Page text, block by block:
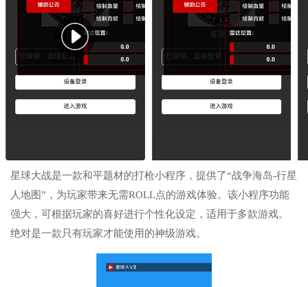
星球大战是一款和平题材的打枪小程序，提供了“战争海岛-行星
人地图”，为玩家带来无需ROLL点的游戏体验。该小程序功能
强大，可根据玩家的喜好进行个性化设定，适用于多款游戏。
绝对是一款只有玩家才能使用的神级游戏。